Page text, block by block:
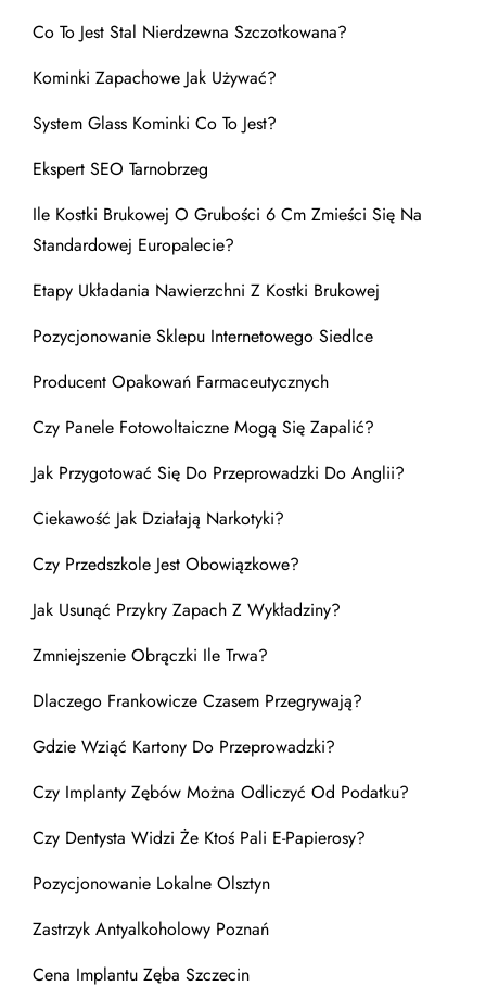
Co To Jest Stal Nierdzewna Szczotkowana?
Kominki Zapachowe Jak Używać?
System Glass Kominki Co To Jest?
Ekspert SEO Tarnobrzeg
Ile Kostki Brukowej O Grubości 6 Cm Zmieści Się Na
Standardowej Europalecie?
Etapy Układania Nawierzchni Z Kostki Brukowej
Pozycjonowanie Sklepu Internetowego Siedlce
Producent Opakowań Farmaceutycznych
Czy Panele Fotowoltaiczne Mogą Się Zapalić?
Jak Przygotować Się Do Przeprowadzki Do Anglii?
Ciekawość Jak Działają Narkotyki?
Czy Przedszkole Jest Obowiązkowe?
Jak Usunąć Przykry Zapach Z Wykładziny?
Zmniejszenie Obrączki Ile Trwa?
Dlaczego Frankowicze Czasem Przegrywają?
Gdzie Wziąć Kartony Do Przeprowadzki?
Czy Implanty Zębów Można Odliczyć Od Podatku?
Czy Dentysta Widzi Że Ktoś Pali E-Papierosy?
Pozycjonowanie Lokalne Olsztyn
Zastrzyk Antyalkoholowy Poznań
Cena Implantu Zęba Szczecin